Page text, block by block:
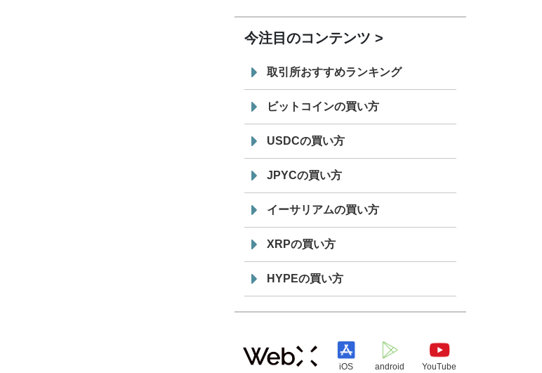
「 JPYC」を追加
19:30
てステーブルコイン「JPYSC」徹底解
説セミナーを開催
今注目のコンテンツ
取引所おすすめランキング
ビットコインの買い方
USDCの買い方
JPYCの買い方
イーサリアムの買い方
XRPの買い方
HYPEの買い方
iOS android YouTube